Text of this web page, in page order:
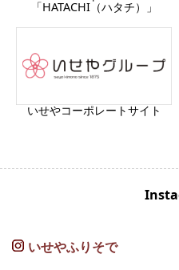
「HATACHI（ハタチ）」
いせやコーポレートサイト
いせやふりそで